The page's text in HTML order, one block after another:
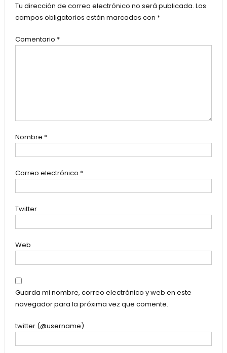
Tu dirección de correo electrónico no será publicada. Los
campos obligatorios están marcados con *
Comentario *
Nombre *
Correo electrónico *
Twitter
Web
Guarda mi nombre, correo electrónico y web en este
navegador para la próxima vez que comente.
twitter (@username)